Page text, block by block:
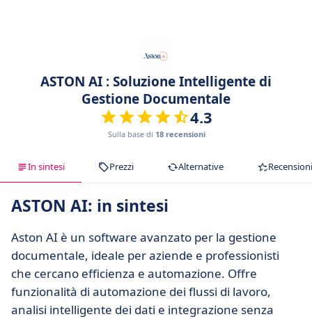
ASTON AI : Soluzione Intelligente di
Gestione Documentale
4.3
Sulla base di 18 recensioni
In sintesi Prezzi Alternative Recensioni
ASTON AI: in sintesi
Aston AI è un software avanzato per la gestione
documentale, ideale per aziende e professionisti
che cercano efficienza e automazione. Offre
funzionalità di automazione dei flussi di lavoro,
analisi intelligente dei dati e integrazione senza